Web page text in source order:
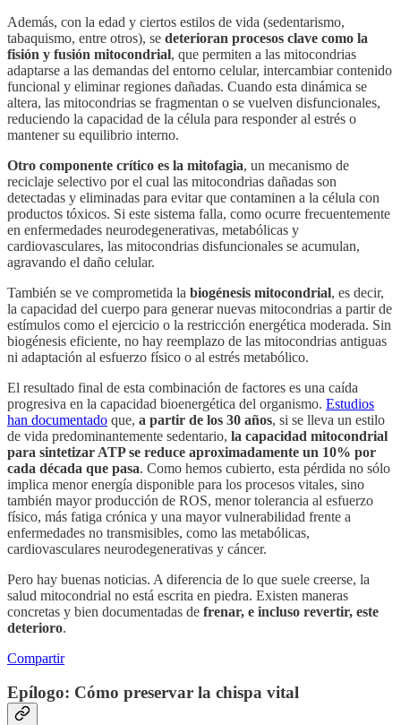
Además, con la edad y ciertos estilos de vida (sedentarismo,
tabaquismo, entre otros), se deterioran procesos clave como la
fisión y fusión mitocondrial, que permiten a las mitocondrias
adaptarse a las demandas del entorno celular, intercambiar contenido
funcional y eliminar regiones dañadas. Cuando esta dinámica se
altera, las mitocondrias se fragmentan o se vuelven disfuncionales,
reduciendo la capacidad de la célula para responder al estrés o
mantener su equilibrio interno.
Otro componente crítico es la mitofagia, un mecanismo de
reciclaje selectivo por el cual las mitocondrias dañadas son
detectadas y eliminadas para evitar que contaminen a la célula con
productos tóxicos. Si este sistema falla, como ocurre frecuentemente
en enfermedades neurodegenerativas, metabólicas y
cardiovasculares, las mitocondrias disfuncionales se acumulan,
agravando el daño celular.
También se ve comprometida la biogénesis mitocondrial, es decir,
la capacidad del cuerpo para generar nuevas mitocondrias a partir de
estímulos como el ejercicio o la restricción energética moderada. Sin
biogénesis eficiente, no hay reemplazo de las mitocondrias antiguas
ni adaptación al esfuerzo físico o al estrés metabólico.
El resultado final de esta combinación de factores es una caída
progresiva en la capacidad bioenergética del organismo. Estudios
han documentado que, a partir de los 30 años, si se lleva un estilo
de vida predominantemente sedentario, la capacidad mitocondrial
para sintetizar ATP se reduce aproximadamente un 10% por
cada década que pasa. Como hemos cubierto, esta pérdida no sólo
implica menor energía disponible para los procesos vitales, sino
también mayor producción de ROS, menor tolerancia al esfuerzo
físico, más fatiga crónica y una mayor vulnerabilidad frente a
enfermedades no transmisibles, como las metabólicas,
cardiovasculares neurodegenerativas y cáncer.
Pero hay buenas noticias. A diferencia de lo que suele creerse, la
salud mitocondrial no está escrita en piedra. Existen maneras
concretas y bien documentadas de frenar, e incluso revertir, este
deterioro.
Compartir
Epílogo: Cómo preservar la chispa vital